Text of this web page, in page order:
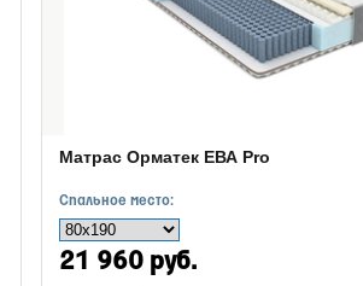
Матрас Орматек ЕВА Pro
Спальное место:
21 960 руб.